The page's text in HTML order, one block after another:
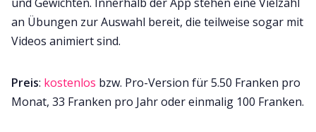
an Übungen zur Auswahl bereit, die teilweise sogar mit
Videos animiert sind.
Preis: kostenlos bzw. Pro-Version für 5.50 Franken pro
Monat, 33 Franken pro Jahr oder einmalig 100 Franken.